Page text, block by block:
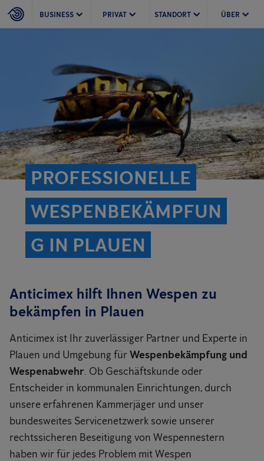
BUSINESS PRIVAT STANDORT ÜBER
PROFESSIONELLE
WESPENBEKÄMPFUN
G IN PLAUEN
Anticimex hilft Ihnen Wespen zu
bekämpfen in Plauen
Anticimex ist Ihr zuverlässiger Partner und Experte in
Plauen und Umgebung fürWespenbekämpfung und
Wespenabwehr. Ob Geschäftskunde oder
Entscheider in kommunalen Einrichtungen, durch
unsere erfahrenen Kammerjäger und unser
bundesweites Servicenetzwerk sowie unserer
rechtssicheren Beseitigung von Wespennestern
haben wir für jedes Problem mit Wespen